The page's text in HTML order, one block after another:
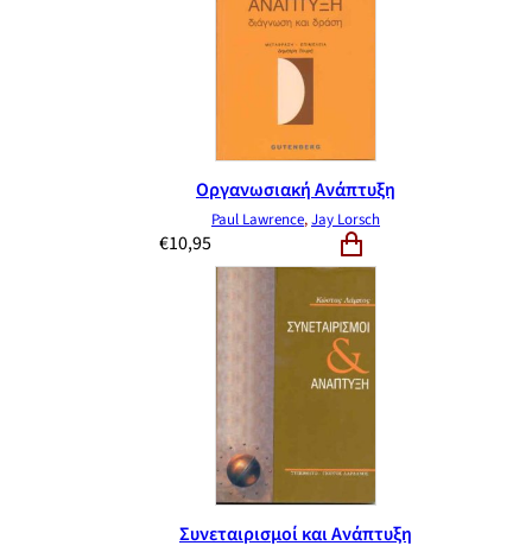
Οργανωσιακή Ανάπτυξη
Paul Lawrence,Jay Lorsch
€10,95
Συνεταιρισμοί και Ανάπτυξη